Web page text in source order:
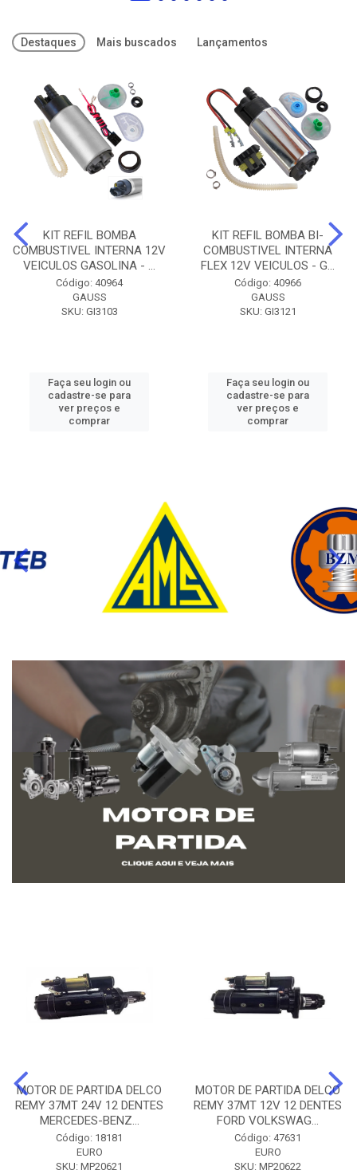
Destaques Mais buscados Lançamentos
KIT REFIL BOMBA
COMBUSTIVEL INTERNA 12V
VEICULOS GASOLINA - ...
Código: 40964
GAUSS
SKU: GI3103
Faça seu login ou
cadastre-se para
ver preços e
comprar
KIT REFIL BOMBA BI-
COMBUSTIVEL INTERNA
FLEX 12V VEICULOS - G...
Código: 40966
GAUSS
SKU: GI3121
Faça seu login ou
cadastre-se para
ver preços e
comprar
MOTOR DE PARTIDA DELCO
REMY 37MT 24V 12 DENTES
MERCEDES-BENZ...
Código: 18181
EURO
SKU: MP20621
MOTOR DE PARTIDA DELCO
REMY 37MT 12V 12 DENTES
FORD VOLKSWAG...
Código: 47631
EURO
SKU: MP20622